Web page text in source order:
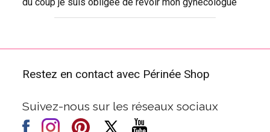
Restez en contact avec Périnée Shop
Suivez-nous sur les réseaux sociaux